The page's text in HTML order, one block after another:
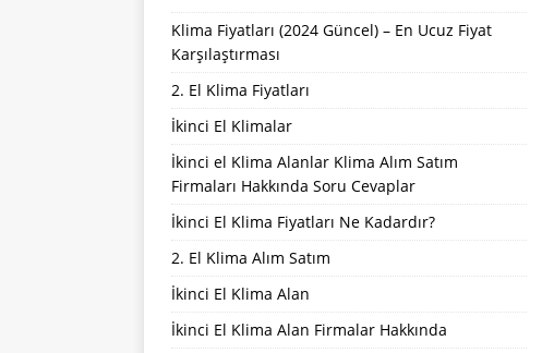
Klima Fiyatları (2024 Güncel) – En Ucuz Fiyat
Karşılaştırması
2. El Klima Fiyatları
İkinci El Klimalar
İkinci el Klima Alanlar Klima Alım Satım
Firmaları Hakkında Soru Cevaplar
İkinci El Klima Fiyatları Ne Kadardır?
2. El Klima Alım Satım
İkinci El Klima Alan
İkinci El Klima Alan Firmalar Hakkında